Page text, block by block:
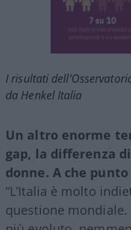
I risultati
da Henkel Italia
Un altro enorme
gap, la differenza
donne. A che punto
“L’Italia è molto
questione mondiale.